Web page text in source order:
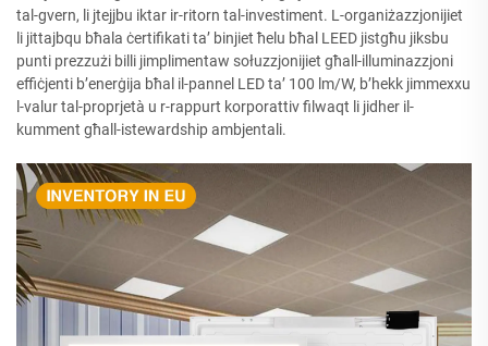
tal-gvern, li jtejjbu iktar ir-ritorn tal-investiment. L-organiżazzjonijiet
li jittajbqu bħala ċertifikati ta’ binjiet ħelu bħal LEED jistgħu jiksbu
punti prezzużi billi jimplimentaw sołuzzjonijiet għall-illuminazzjoni
effiċjenti b’enerġija bħal il-pannel LED ta’ 100 lm/W, b’hekk jimmexxu
l-valur tal-proprjetà u r-rappurt korporattiv filwaqt li jidher il-
kumment għall-istewardship ambjentali.